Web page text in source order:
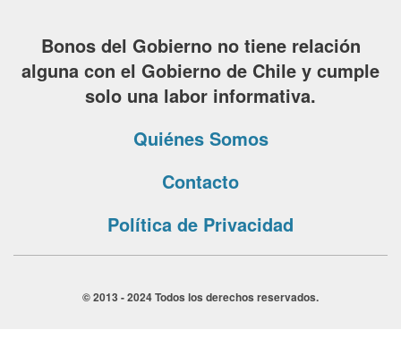
Bonos del Gobierno no tiene relación
alguna con el Gobierno de Chile y cumple
solo una labor informativa.
Quiénes Somos
Contacto
Política de Privacidad
© 2013 - 2024 Todos los derechos reservados.